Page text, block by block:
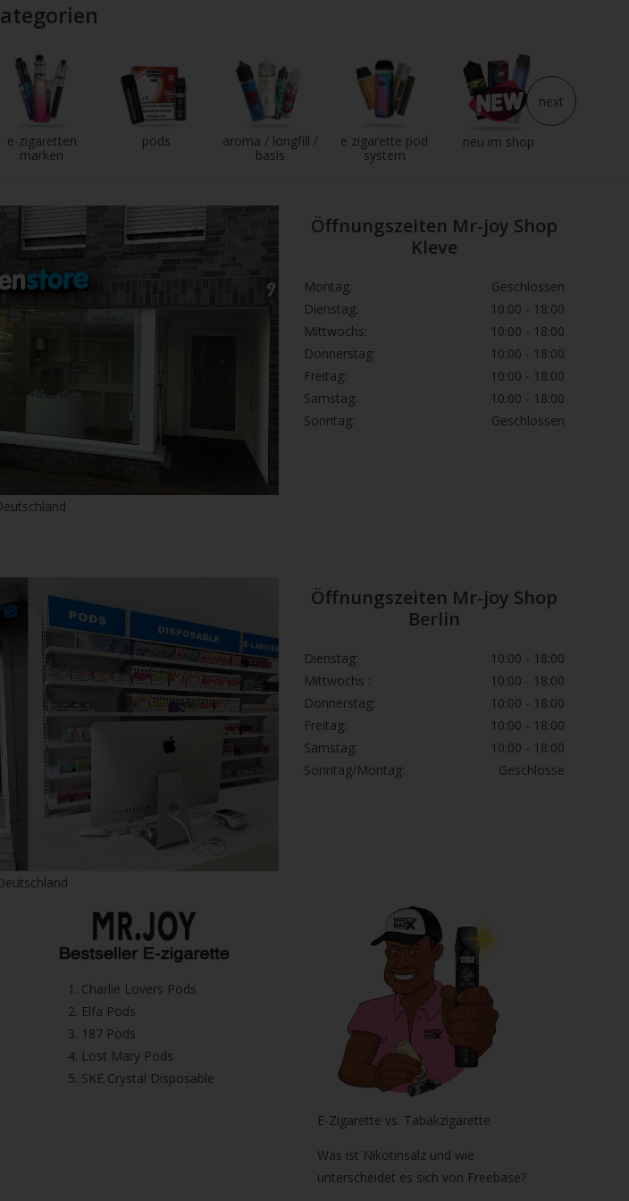
e-zigaretten
marken
pods
aroma / longfill /
basis
e zigarette pod
system
neu im shop
next
Öffnungszeiten Mr-joy Shop
Kleve
Montag:
Geschlossen
Dienstag:
10:00 - 18:00
Mittwochs:
10:00 - 18:00
Donnerstag:
10:00 - 18:00
Freitag:
10:00 - 18:00
Samstag:
10:00 - 18:00
Sonntag:
Geschlossen
Öffnungszeiten Mr-joy Shop
Berlin
Dienstag:
10:00 - 18:00
Mittwochs :
10:00 - 18:00
Donnerstag:
10:00 - 18:00
Freitag:
10:00 - 18:00
Samstag:
10:00 - 18:00
Sonntag/Montag:
Geschlosse
1.⁠ ⁠Charlie Lovers Pods
2.⁠ ⁠⁠Elfa Pods
3.⁠ ⁠⁠187 Pods
4.⁠ ⁠⁠Lost Mary Pods
5.⁠ ⁠⁠SKE Crystal Disposable
E-Zigarette vs. Tabakzigarette
Was ist Nikotinsalz und wie
unterscheidet es sich von Freebase?